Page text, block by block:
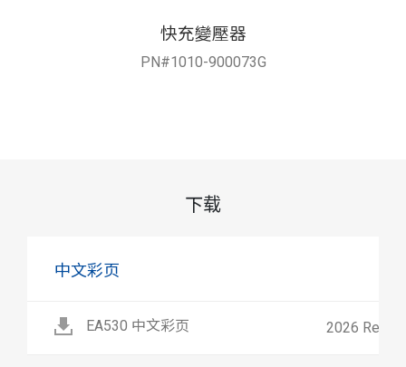
快充變壓器
PN#1010-900073G
下载
中文彩页
EA530 中文彩页 2026 Rev.B